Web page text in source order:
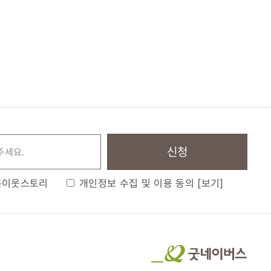
신청
웃스토리 개인정보 수집 및 이용 동의 [보기]